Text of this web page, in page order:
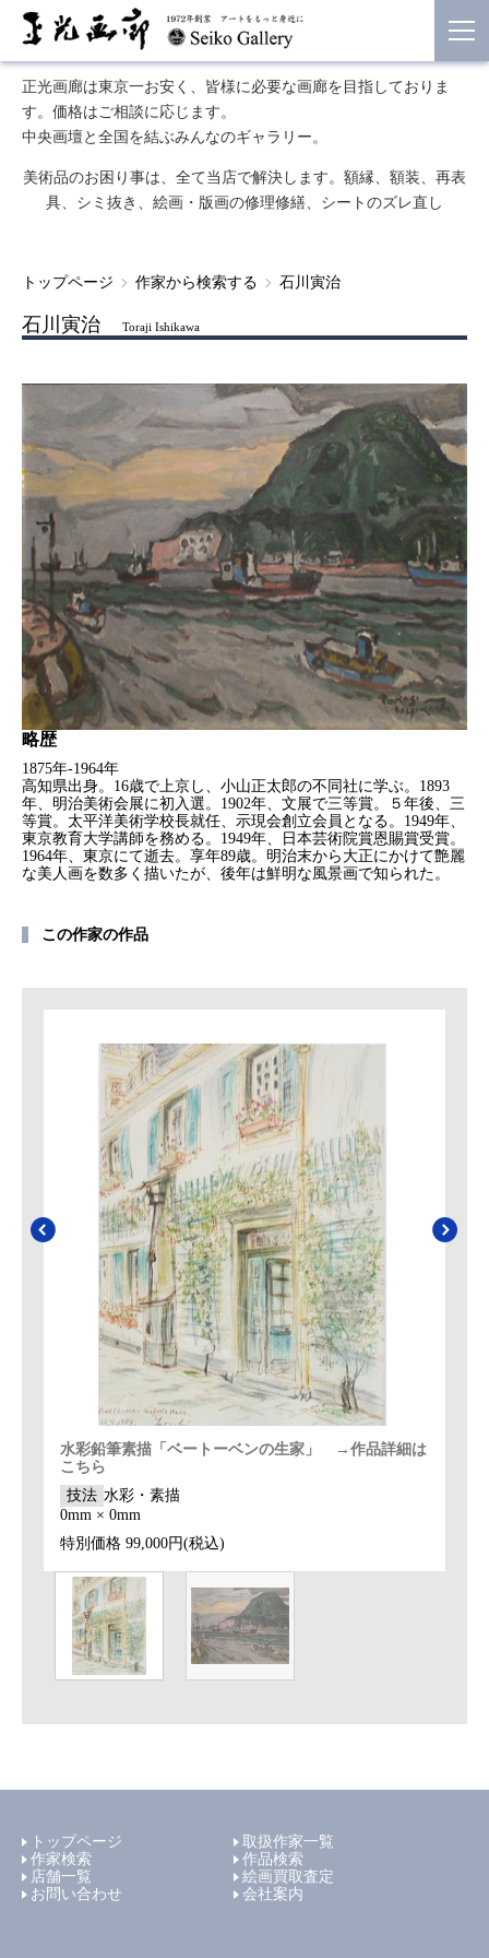
正光画廊は東京一お安く、皆様に必要な画廊を目指しておりま
す。価格はご相談に応じます。
中央画壇と全国を結ぶみんなのギャラリー。
美術品のお困り事は、全て当店で解決します。額縁、額装、再表
具、シミ抜き、絵画・版画の修理修繕、シートのズレ直し
トップページ 作家から検索する 石川寅治
石川寅治 Toraji Ishikawa
略歴
1875年-1964年
高知県出身。16歳で上京し、小山正太郎の不同社に学ぶ。1893
年、明治美術会展に初入選。1902年、文展で三等賞。５年後、三
等賞。太平洋美術学校長就任、示現会創立会員となる。1949年、
東京教育大学講師を務める。1949年、日本芸術院賞恩賜賞受賞。
1964年、東京にて逝去。享年89歳。明治末から大正にかけて艶麗
な美人画を数多く描いたが、後年は鮮明な風景画で知られた。
この作家の作品
水彩鉛筆素描「ベートーベンの生家」 →作品詳細は
こちら
技法 水彩・素描
0mm × 0mm
特別価格 99,000円(税込)
トップページ
取扱作家一覧
作家検索
作品検索
店舗一覧
絵画買取査定
お問い合わせ
会社案内